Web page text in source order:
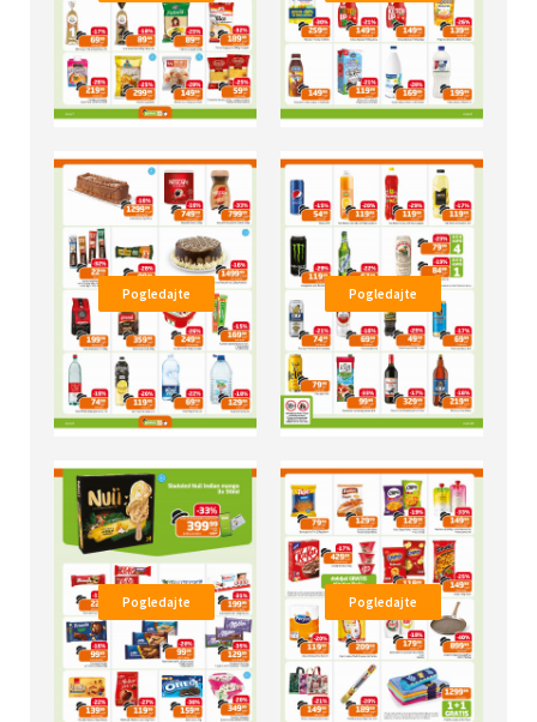
Pogledajte Pogledajte
Pogledajte Pogledajte